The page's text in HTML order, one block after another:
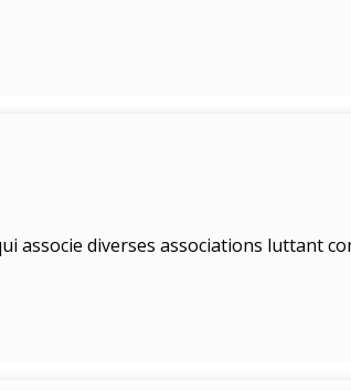
associe diverses associations luttant